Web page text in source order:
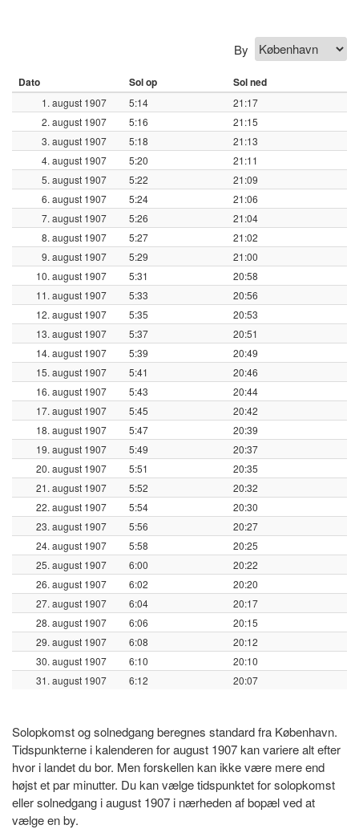
By
Dato Sol op Sol ned
1. august 1907 5:14
21:17
2. august 1907
5:16
21:15
3. august 1907
5:18
21:13
4. august 1907
5:20
21:11
5. august 1907
5:22
21:09
6. august 1907
5:24
21:06
7. august 1907
5:26
21:04
8. august 1907
5:27
21:02
9. august 1907
5:29
21:00
10. august 1907
5:31
20:58
11. august 1907
5:33
20:56
12. august 1907
5:35
20:53
13. august 1907
5:37
20:51
14. august 1907
5:39
20:49
15. august 1907
5:41
20:46
16. august 1907
5:43
20:44
17. august 1907
5:45
20:42
18. august 1907
5:47
20:39
19. august 1907
5:49
20:37
20. august 1907
5:51
20:35
21. august 1907
5:52
20:32
22. august 1907
5:54
20:30
23. august 1907
5:56
20:27
24. august 1907
5:58
20:25
25. august 1907
6:00
20:22
26. august 1907
6:02
20:20
27. august 1907
6:04
20:17
28. august 1907
6:06
20:15
29. august 1907
6:08
20:12
30. august 1907
6:10
20:10
31. august 1907
6:12 20:07
Solopkomst og solnedgang beregnes standard fra København.
Tidspunkterne i kalenderen for august 1907 kan variere alt efter
hvor i landet du bor. Men forskellen kan ikke være mere end
højst et par minutter. Du kan vælge tidspunktet for solopkomst
eller solnedgang i august 1907 i nærheden af bopæl ved at
vælge en by.